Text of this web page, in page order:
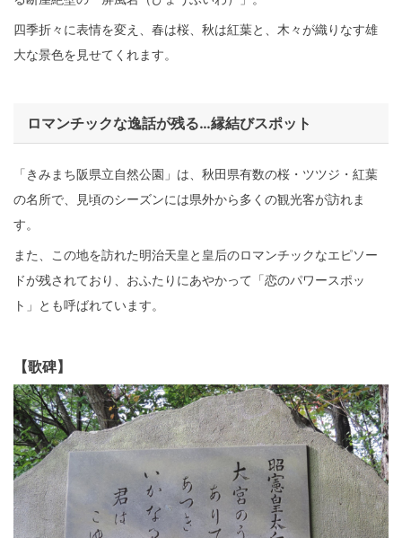
四季折々に表情を変え、春は桜、秋は紅葉と、木々が織りなす雄
大な景色を見せてくれます。
ロマンチックな逸話が残る…縁結びスポット
「きみまち阪県立自然公園」は、秋田県有数の桜・ツツジ・紅葉
の名所で、見頃のシーズンには県外から多くの観光客が訪れま
す。
また、この地を訪れた明治天皇と皇后のロマンチックなエピソー
ドが残されており、おふたりにあやかって「恋のパワースポッ
ト」とも呼ばれています。
【歌碑】